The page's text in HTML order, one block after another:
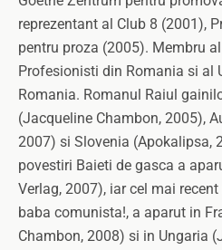
reprezentant al Club 8 (2001),
pentru proza (2005). Membru
Profesionisti din Romania si al
Romania. Romanul Raiul
(Jacqueline Chambon, 2005),
2007) si Slovenia (Apokalipsa,
povestiri Baieti de gasca a
Verlag, 2007), iar cel mai
baba comunista!, a aparut in
Chambon, 2008) si in Ungaria